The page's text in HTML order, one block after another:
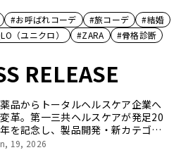
#お呼ばれコーデ #旅コーデ
#結婚
（ユニクロ） #ZARA #骨格診断
RELEASE
品からトータルヘルスケア企業へ
革。第一三共ヘルスケアが発足20
を記念し、製品開発・新カテゴリ
の舞台や旧社統合時のエピソード
19, 2026